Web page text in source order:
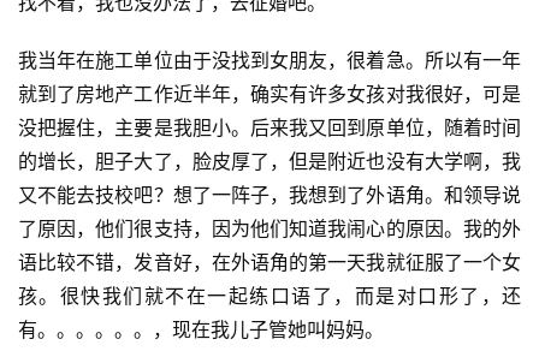
我当年在施工单位由于没找到女朋友，很着急。所以有一年
就到了房地产工作近半年，确实有许多女孩对我很好，可是
没把握住，主要是我胆小。后来我又回到原单位，随着时间
的增长，胆子大了，脸皮厚了，但是附近也没有大学啊，我
又不能去技校吧？想了一阵子，我想到了外语角。和领导说
了原因，他们很支持，因为他们知道我闹心的原因。我的外
语比较不错，发音好，在外语角的第一天我就征服了一个女
孩。很快我们就不在一起练口语了，而是对口形了，还
有。。。。。。，现在我儿子管她叫妈妈。